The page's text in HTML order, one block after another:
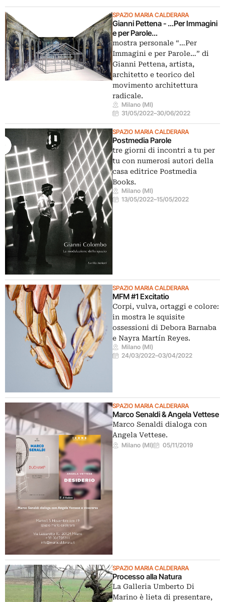
SPAZIO MARIA CALDERARA
Gianni Pettena - …Per Immagini
e per Parole…
mostra personale “…Per
Immagini e per Parole…” di
Gianni Pettena, artista,
architetto e teorico del
movimento architettura
radicale.
Milano (MI)
31/05/2022–30/06/2022
SPAZIO MARIA CALDERARA
Postmedia Parole
tre giorni di incontri a tu per
tu con numerosi autori della
casa editrice Postmedia
Books.
Milano (MI)
13/05/2022–15/05/2022
SPAZIO MARIA CALDERARA
MFM #1 Excitatio
Corpi, vulva, ortaggi e colore:
in mostra le squisite
ossessioni di Debora Barnaba
e Nayra Martín Reyes.
Milano (MI)
24/03/2022–03/04/2022
SPAZIO MARIA CALDERARA
Marco Senaldi & Angela Vettese
Marco Senaldi dialoga con
Angela Vettese.
Milano (MI) 05/11/2019
SPAZIO MARIA CALDERARA
Processo alla Natura
La Galleria Umberto Di
Marino è lieta di presentare,